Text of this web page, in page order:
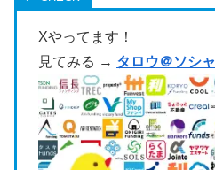
Xやってます！
見てみる → タロウ＠ソシ